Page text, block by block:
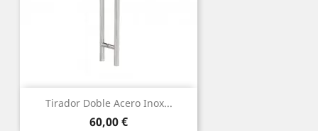
Tirador Doble Acero Inox...
Precio
60,00 €